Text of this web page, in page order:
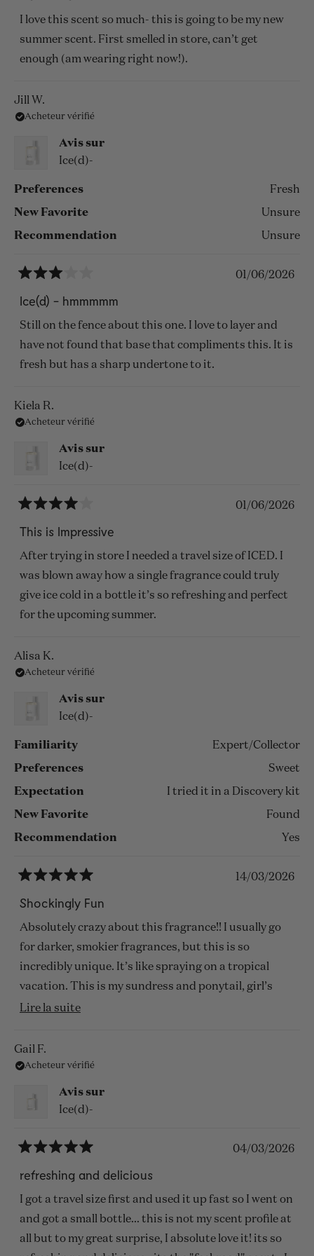
sur
5
étoiles
I love this scent so much- this is going to be my new
summer scent. First smelled in store, can’t get
enough (am wearing right now!).
Jill W.
Acheteur vérifié
Avis sur
Ice(d)-
Preferences Fresh
New Favorite Unsure
Recommendation Unsure
3
sur
5
étoiles
01/06/2026
Ice(d) - hmmmmm
Still on the fence about this one. I love to layer and
have not found that base that compliments this. It is
fresh but has a sharp undertone to it.
Kiela R.
Acheteur vérifié
Avis sur
Ice(d)-
4
sur
5
étoiles
01/06/2026
This is Impressive
After trying in store I needed a travel size of ICED. I
was blown away how a single fragrance could truly
give ice cold in a bottle it’s so refreshing and perfect
for the upcoming summer.
Alisa K.
Acheteur vérifié
Avis sur
Ice(d)-
Familiarity Expert/Collector
Preferences Sweet
Expectation I tried it in a Discovery kit
New Favorite Found
Recommendation Yes
5
sur
5
étoiles
14/03/2026
Shockingly Fun
Absolutely crazy about this fragrance!! I usually go
for darker, smokier fragrances, but this is so
incredibly unique. It’s like spraying on a tropical
vacation. This is my sundress and ponytail, girl’s
night fragrance from now on. I love this company!!
Lire la suiteEn
sur
avis
Gail F.
Acheteur vérifié
Avis sur
Ice(d)-
5
sur
5
étoiles
04/03/2026
refreshing and delicious
I got a travel size first and used it up fast so I went on
and got a small bottle... this is not my scent profile at
all but to my great surprise, I absolute love it! its so